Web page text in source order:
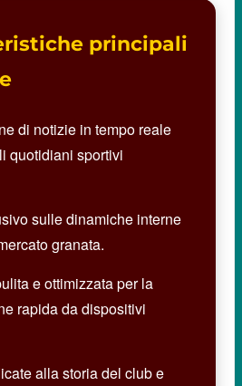
principali
di notizie in tempo reale
quotidiani sportivi
sulle dinamiche interne
granata.
e ottimizzata per la
rapida da dispositivi
alla storia del club e